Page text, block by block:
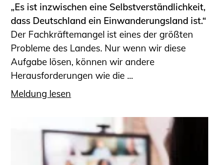
„Es ist inzwischen eine Selbstverständlichkeit,
dass Deutschland ein Einwanderungsland ist.“
Der Fachkräftemangel ist eines der größten
Probleme des Landes. Nur wenn wir diese
Aufgabe lösen, können wir andere
Herausforderungen wie die ...
Meldung lesen